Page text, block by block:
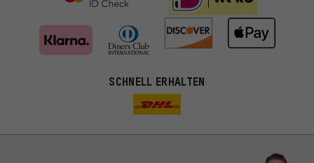
SCHNELL ERHALTEN